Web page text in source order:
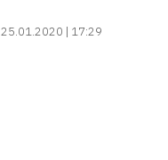
25.01.2020 | 17:29